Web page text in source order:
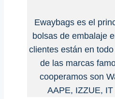
Ewaybags es el
bolsas de embalaje
clientes están en
de las marcas
cooperamos son
AAPE, IZZUE,